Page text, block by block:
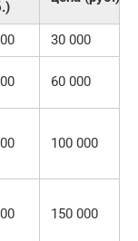
30 000
60 000
100 000
150 000